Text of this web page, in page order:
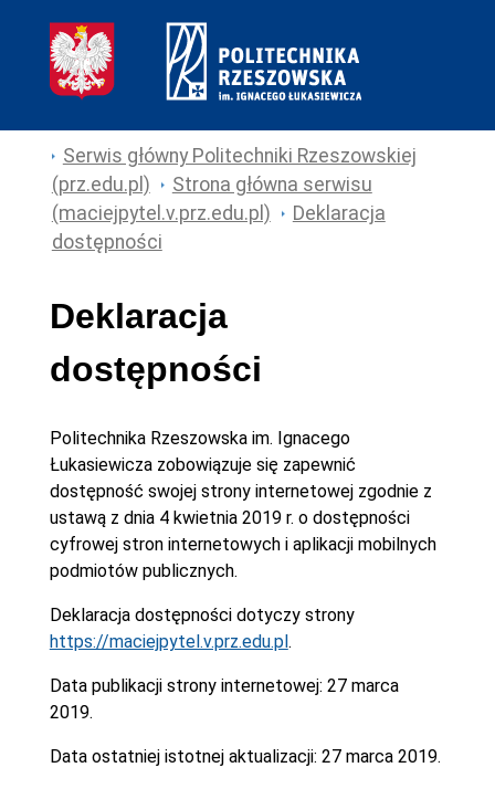
Serwis główny Politechniki Rzeszowskiej
(prz.edu.pl)
Strona główna serwisu
(maciejpytel.v.prz.edu.pl)
Deklaracja
dostępności
Deklaracja
dostępności
Politechnika Rzeszowska im. Ignacego
Łukasiewiczazobowiązuje się zapewnić
dostępność swojej strony internetowej zgodnie z
ustawą z dnia 4 kwietnia 2019 r. o dostępności
cyfrowej stron internetowych i aplikacji mobilnych
podmiotów publicznych.
Deklaracja dostępności dotyczy strony
https://maciejpytel.v.prz.edu.pl.
Data publikacji strony internetowej: 27 marca
2019.
Data ostatniej istotnej aktualizacji: 27 marca 2019.